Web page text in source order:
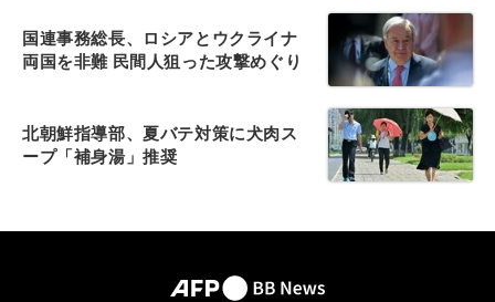
国連事務総長、ロシアとウクライナ
両国を非難 民間人狙った攻撃めぐり
北朝鮮指導部、夏バテ対策に犬肉ス
ープ「補身湯」推奨